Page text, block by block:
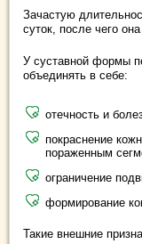
Зачастую
суток, после чего
У суставной формы
объединять в себе:
отечность и
покраснение
пораженным
ограничение
формирование
Такие внешние